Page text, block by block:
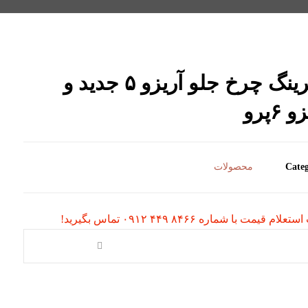
بلبرینگ چرخ جلو آریزو ۵ جدید و
۶پرو
محصولات
قیمت با شماره ۸۴۶۶ ۴۴۹ ۰۹۱۲ تماس بگیرید!